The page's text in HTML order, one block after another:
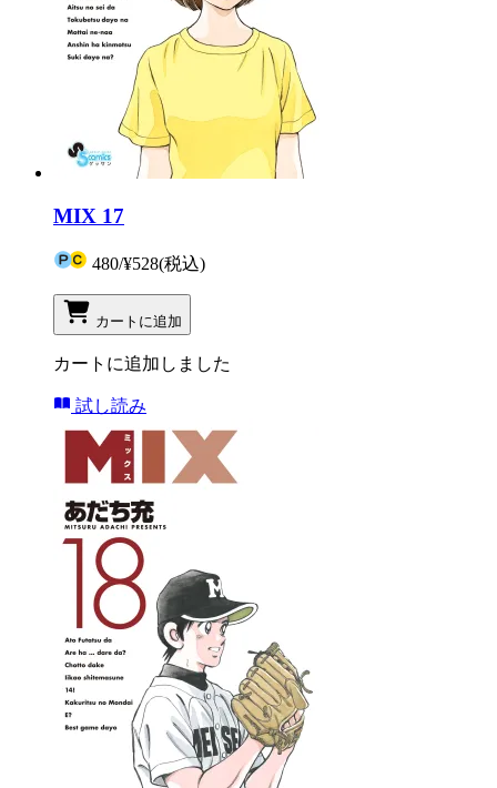
MIX 17
480/¥528(税込)
カートに追加
カートに追加しました
試し読み